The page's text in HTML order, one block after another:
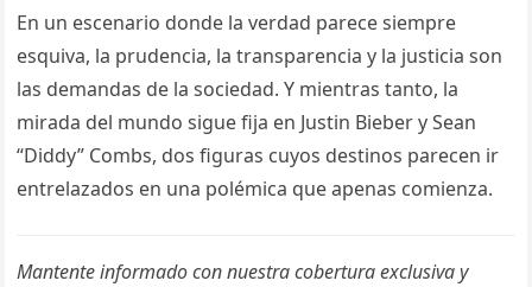
En un escenario donde la verdad parece siempre
esquiva, la prudencia, la transparencia y la justicia son
las demandas de la sociedad. Y mientras tanto, la
mirada del mundo sigue fija en Justin Bieber y Sean
“Diddy” Combs, dos figuras cuyos destinos parecen ir
entrelazados en una polémica que apenas comienza.
Mantente informado con nuestra cobertura exclusiva y